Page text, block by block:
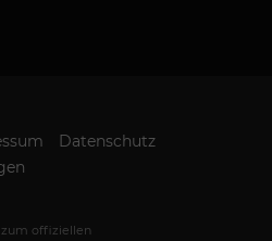
Datenschutz
offiziellen